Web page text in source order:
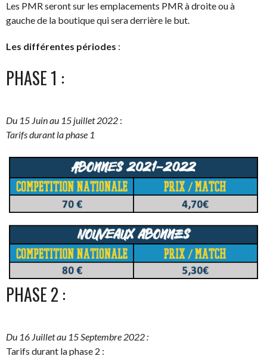
Les PMR seront sur les emplacements PMR à droite ou à
gauche de la boutique qui sera derrière le but.
Les différentes périodes :
PHASE 1 :
Du 15 Juin au 15 juillet 2022 :
Tarifs durant la phase 1
PHASE 2 :
Du 16 Juillet au 15 Septembre 2022 :
Tarifs durant la phase 2 :